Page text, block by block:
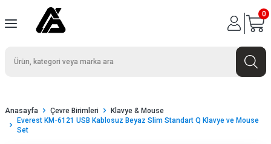
0
Anasayfa Çevre Birimleri
Klavye & Mouse
Everest KM-6121 USB Kablosuz Beyaz Slim Standart Q Klavye ve Mouse
Set